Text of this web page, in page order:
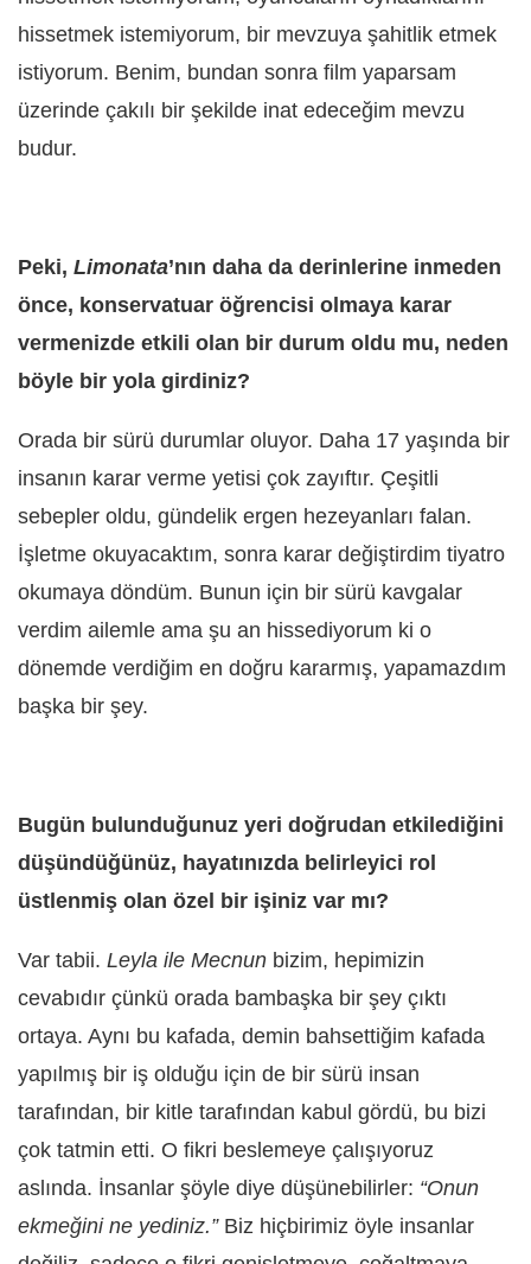
hissetmek istemiyorum, bir mevzuya şahitlik etmek
istiyorum. Benim, bundan sonra film yaparsam
üzerinde çakılı bir şekilde inat edeceğim mevzu
budur.
Peki, Limonata’nın daha da derinlerine inmeden
önce, konservatuar öğrencisi olmaya karar
vermenizde etkili olan bir durum oldu mu, neden
böyle bir yola girdiniz?
Orada bir sürü durumlar oluyor. Daha 17 yaşında bir
insanın karar verme yetisi çok zayıftır. Çeşitli
sebepler oldu, gündelik ergen hezeyanları falan.
İşletme okuyacaktım, sonra karar değiştirdim tiyatro
okumaya döndüm. Bunun için bir sürü kavgalar
verdim ailemle ama şu an hissediyorum ki o
dönemde verdiğim en doğru kararmış, yapamazdım
başka bir şey.
Bugün bulunduğunuz yeri doğrudan etkilediğini
düşündüğünüz, hayatınızda belirleyici rol
üstlenmiş olan özel bir işiniz var mı?
Var tabii. Leyla ile Mecnun bizim, hepimizin
cevabıdır çünkü orada bambaşka bir şey çıktı
ortaya. Aynı bu kafada, demin bahsettiğim kafada
yapılmış bir iş olduğu için de bir sürü insan
tarafından, bir kitle tarafından kabul gördü, bu bizi
çok tatmin etti. O fikri beslemeye çalışıyoruz
aslında. İnsanlar şöyle diye düşünebilirler: “Onun
ekmeğini ne yediniz.”Biz hiçbirimiz öyle insanlar